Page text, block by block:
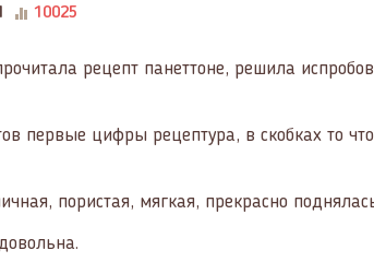
10025
рецепт панеттоне, решила
первые цифры рецептура, в скобках то
пористая, мягкая, прекрасно